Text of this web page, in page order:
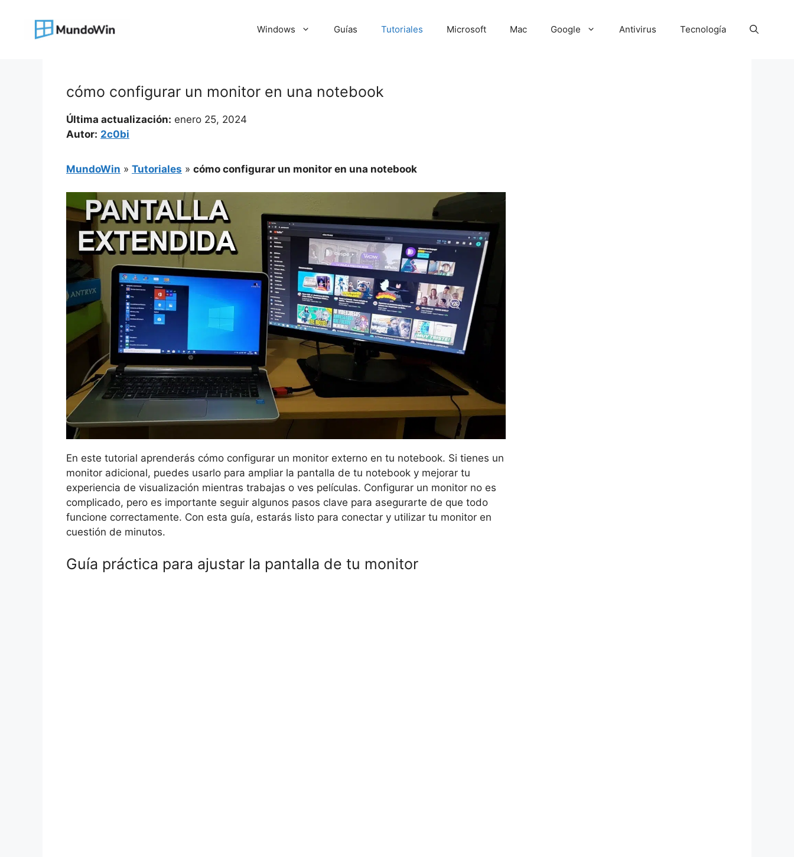
contenido
Windows Guías Tutoriales Microsoft Mac Google Antivirus Tecnología
cómo configurar un monitor en una notebook
Última actualización: enero 25, 2024
Autor: 2c0bi
MundoWin » Tutoriales » cómo configurar un monitor en una notebook
En este tutorial aprenderás cómo configurar un monitor externo en tu notebook. Si tienes un
monitor adicional, puedes usarlo para ampliar la pantalla de tu notebook y mejorar tu
experiencia de visualización mientras trabajas o ves películas. Configurar un monitor no es
complicado, pero es importante seguir algunos pasos clave para asegurarte de que todo
funcione correctamente. Con esta guía, estarás listo para conectar y utilizar tu monitor en
cuestión de minutos.
Guía práctica para ajustar la pantalla de tu monitor